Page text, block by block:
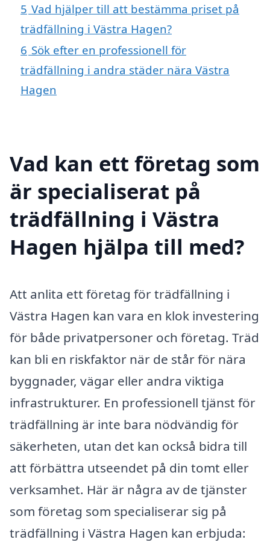
5 Vad hjälper till att bestämma priset på
trädfällning i Västra Hagen?
6 Sök efter en professionell för
trädfällning i andra städer nära Västra
Hagen
Vad kan ett företag som
är specialiserat på
trädfällning i Västra
Hagen hjälpa till med?
Att anlita ett företag för trädfällning i
Västra Hagen kan vara en klok investering
för både privatpersoner och företag. Träd
kan bli en riskfaktor när de står för nära
byggnader, vägar eller andra viktiga
infrastrukturer. En professionell tjänst för
trädfällning är inte bara nödvändig för
säkerheten, utan det kan också bidra till
att förbättra utseendet på din tomt eller
verksamhet. Här är några av de tjänster
som företag som specialiserar sig på
trädfällning i Västra Hagen kan erbjuda: